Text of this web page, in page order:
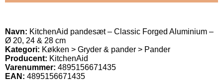
Navn: KitchenAid pandesæt – Classic Forged Aluminium –
Ø 20, 24 & 28 cm
Kategori: Køkken > Gryder & pander > Pander
Producent: KitchenAid
Varenummer: 4895156671435
EAN: 4895156671435